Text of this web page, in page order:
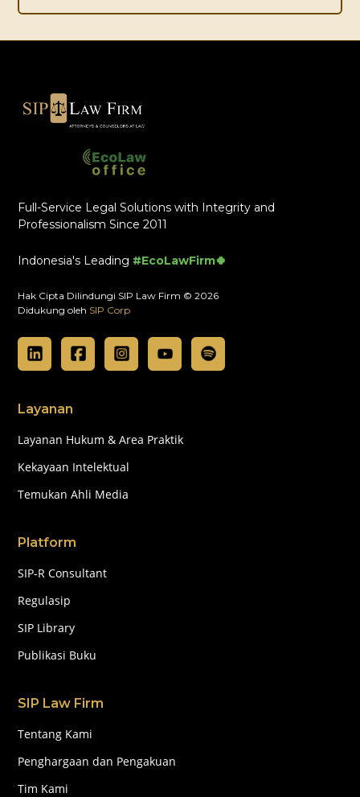
Full-Service Legal Solutions with Integrity and
Professionalism Since 2011
Indonesia's Leading #EcoLawFirm🍀
Hak Cipta Dilindungi SIP Law Firm © 2026
Didukung oleh SIP Corp
Layanan
Layanan Hukum & Area Praktik
Kekayaan Intelektual
Temukan Ahli Media
Platform
SIP-R Consultant
Regulasip
SIP Library
Publikasi Buku
SIP Law Firm
Tentang Kami
Penghargaan dan Pengakuan
Tim Kami